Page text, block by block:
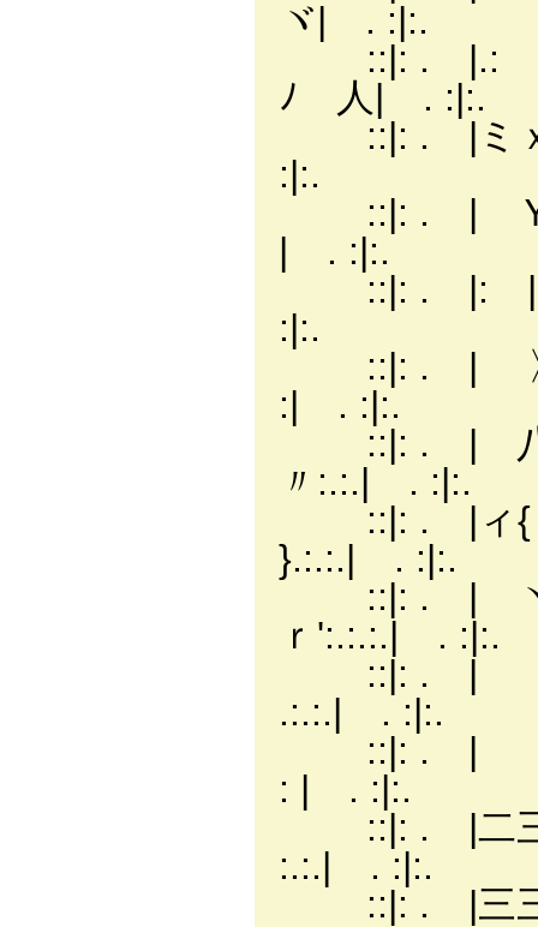
ヾ| . :|:.
::|: . |.:
ﾉ 人| . :|:.
::|: . |ミ
:|:.
::|: . | Ｙ
| . :|:.
::|: . |: |
:|:.
::|: . |
:| . :|:.
::|: . |
〃:.:.| . :|:.
::|: . |
}.:.:.| . :|:.
::|: . |
ｒ':.:.:.| . :|:.
::|: . |
.:.:.| . :|:.
::|: . |
: | . :|:.
::|: . |二三
:.:.| . :|:.
::|: . |三